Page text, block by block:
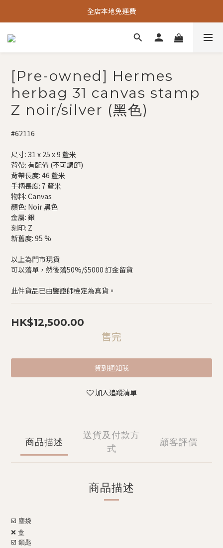
全店本地免運費
[Pre-owned] Hermes
herbag 31 canvas stamp
Z noir/silver (黑色)
#62116
尺寸: 31 x 25 x 9 釐米
背帶: 有配備 (不可調節)
背帶長度: 46 釐米
手柄長度: 7 釐米
物料: Canvas
顏色: Noir 黑色
金屬: 銀
刻印: Z
新舊度: 95 %
以上為門市現貨
可以落單，然後落50%/$5000 訂金留貨
此件貨品已由鑒證師檢定為真貨。
HK$12,500.00
售完
貨到通知我
加入追蹤清單
商品描述
送貨及付款方
式
顧客評價
商品描述
☑️ 塵袋
❌ 盒
☑️ 鎖匙